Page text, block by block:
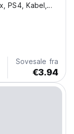
PS4, Kabel,
kök,
2 Slacklines
Sovesale fra
€3.94